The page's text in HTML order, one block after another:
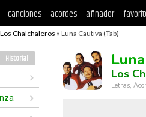
canciones acordes afinador
Los Chalchaleros » Luna Cautiva (Tab)
Historial
Los
Letras,